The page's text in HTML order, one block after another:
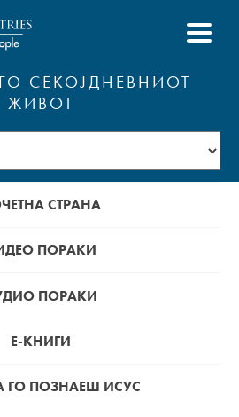
СЕКОЈДНЕВНИОТ
ЖИВОТ
СТРАНА
ПОРАКИ
ПОРАКИ
Е-КНИГИ
ГО ПОЗНАЕШ ИСУС